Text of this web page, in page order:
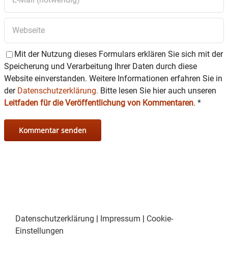
Mit der Nutzung dieses Formulars erklären Sie sich mit der
Speicherung und Verarbeitung Ihrer Daten durch diese
Website einverstanden. Weitere Informationen erfahren Sie in
der Datenschutzerklärung. Bitte lesen Sie hier auch unseren
Leitfaden für die Veröffentlichung von Kommentaren. *
Datenschutzerklärung | Impressum | Cookie-
Einstellungen